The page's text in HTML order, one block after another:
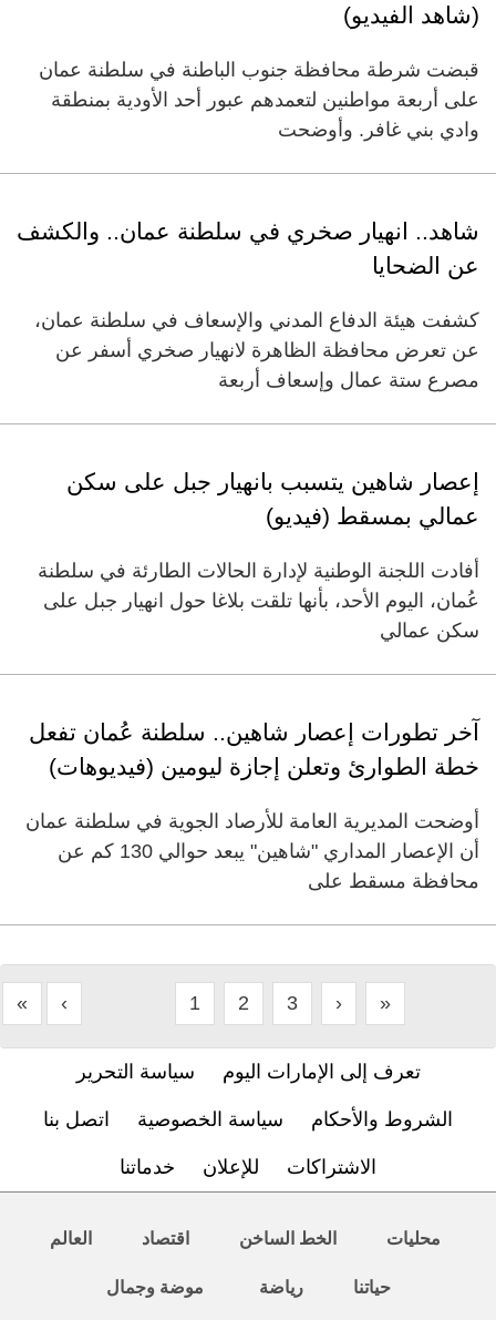
(شاهد الفيديو)
قبضت شرطة محافظة جنوب الباطنة في سلطنة عمان
على أربعة مواطنين لتعمدهم عبور أحد الأودية بمنطقة
وادي بني غافر. وأوضحت
شاهد.. انهيار صخري في سلطنة عمان.. والكشف
عن الضحايا
كشفت هيئة الدفاع المدني والإسعاف في سلطنة عمان،
عن تعرض محافظة الظاهرة لانهيار صخري أسفر عن
مصرع ستة عمال وإسعاف أربعة
إعصار شاهين يتسبب بانهيار جبل على سكن
عمالي بمسقط (فيديو)
أفادت اللجنة الوطنية لإدارة الحالات الطارئة في سلطنة
عُمان، اليوم الأحد، بأنها تلقت بلاغا حول انهيار جبل على
سكن عمالي
آخر تطورات إعصار شاهين.. سلطنة عُمان تفعل
خطة الطوارئ وتعلن إجازة ليومين (فيديوهات)
أوضحت المديرية العامة للأرصاد الجوية في سلطنة عمان
أن الإعصار المداري "شاهين" يبعد حوالي 130 كم عن
محافظة مسقط على
« ‹ 1 2 3 › »
تعرف إلى الإمارات اليوم سياسة التحرير
الشروط والأحكام سياسة الخصوصية اتصل بنا
الاشتراكات للإعلان خدماتنا
محليات الخط الساخن اقتصاد العالم
حياتنا رياضة موضة وجمال